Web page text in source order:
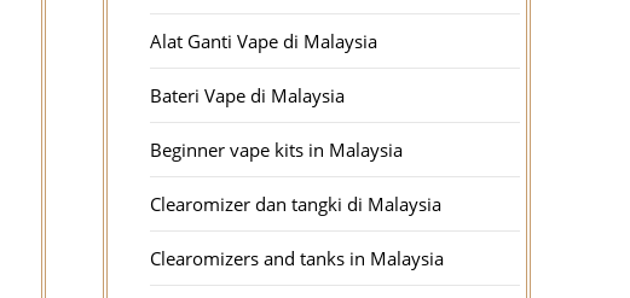
Alat Ganti Vape di Malaysia
Bateri Vape di Malaysia
Beginner vape kits in Malaysia
Clearomizer dan tangki di Malaysia
Clearomizers and tanks in Malaysia